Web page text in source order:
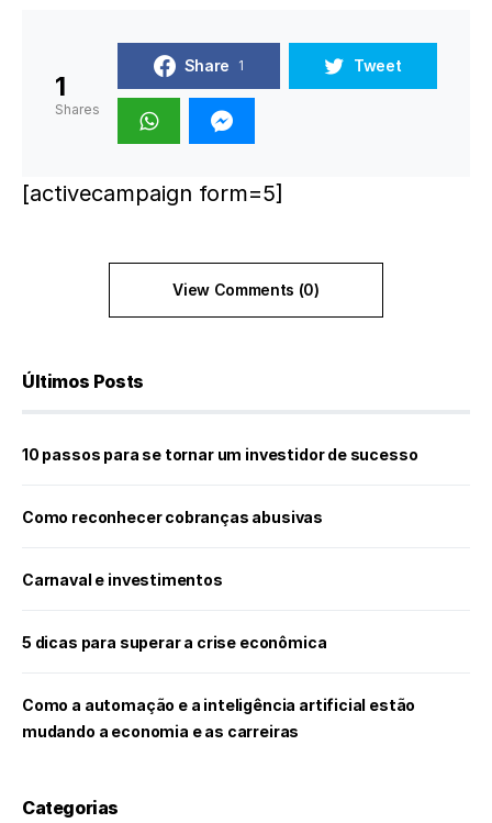
1
Shares
Share 1 Tweet
[activecampaign form=5]
View Comments (0)
Últimos Posts
10 passos para se tornar um investidor de sucesso
Como reconhecer cobranças abusivas
Carnaval e investimentos
5 dicas para superar a crise econômica
Como a automação e a inteligência artificial estão
mudando a economia e as carreiras
Categorias